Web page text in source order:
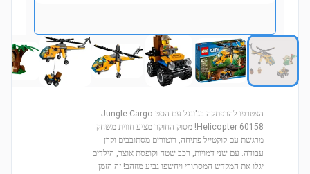
הצטרפו להרפתקה בג'ונגל עם הסט Jungle Cargo
Helicopter 60158! מסוק החוקר מציע חווית משחק
מרגשת עם קוקטייל פתיחה, רוטורים מסתובבים וקרן
עבודה. עם שני דמויות, רכב שטח וקופסת אוצר, הילדים
יגלו את המקדש המסתורי ויחשפו גביע מוזהב! זה הזמן